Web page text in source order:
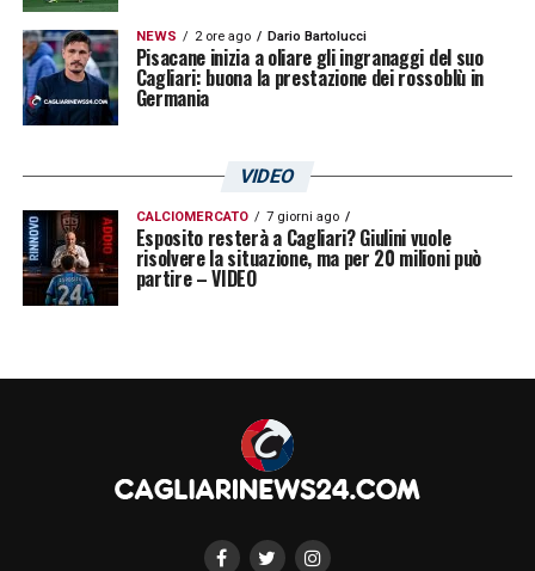
NEWS 2 ore ago Dario Bartolucci
Pisacane inizia a oliare gli ingranaggi del suo
Cagliari: buona la prestazione dei rossoblù in
Germania
VIDEO
CALCIOMERCATO 7 giorni ago
Esposito resterà a Cagliari? Giulini vuole
risolvere la situazione, ma per 20 milioni può
partire – VIDEO